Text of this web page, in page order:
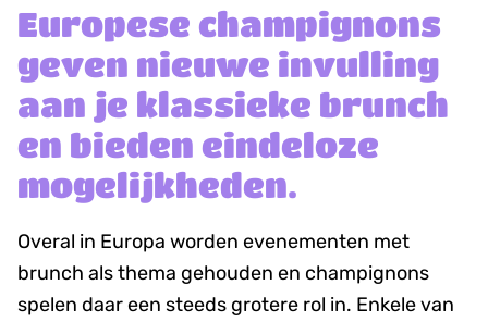
Europese champignons
geven nieuwe invulling
aan je klassieke brunch
en bieden eindeloze
mogelijkheden.
Overal in Europa worden evenementen met
brunch als thema gehouden en champignons
spelen daar een steeds grotere rol in. Enkele van